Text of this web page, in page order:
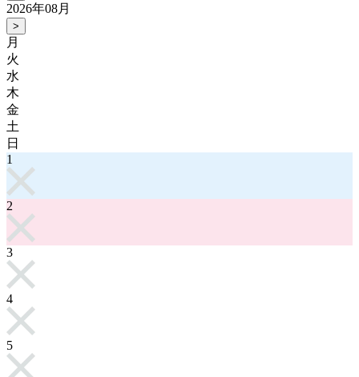
2026年08月
>
月
火
水
木
金
土
日
1
2
3
4
5